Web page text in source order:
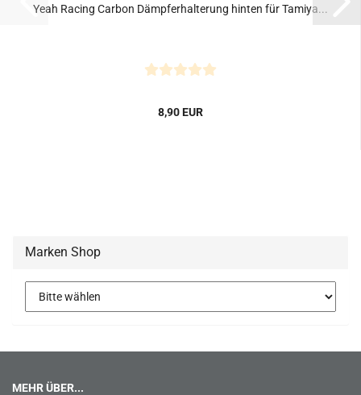
Yeah Racing Carbon Dämpferhalterung hinten für Tamiya...
8,90 EUR
Marken Shop
MEHR ÜBER...